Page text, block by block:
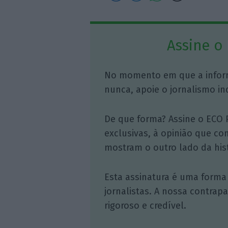
Assine o
No momento em que a
nunca, apoie o jornalismo
De que forma? Assine o
exclusivas, à opinião que
mostram o outro lado da
Esta assinatura é uma
jornalistas. A nossa
rigoroso e credível.